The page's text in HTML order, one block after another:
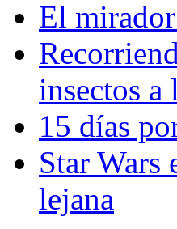
El
insectos a
15 días
Star Wars
lejana